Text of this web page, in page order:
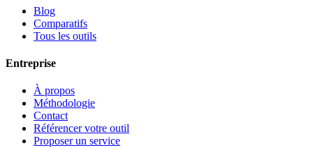
Blog
Comparatifs
Tous les outils
Entreprise
À propos
Méthodologie
Contact
Référencer votre outil
Proposer un service